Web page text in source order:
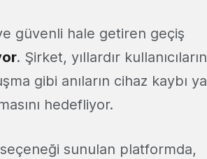
güvenli hale getiren geçiş
. Şirket, yıllardır kullanıcıların
gibi anıların cihaz kaybı ya
hedefliyor.
sunulan platformda,